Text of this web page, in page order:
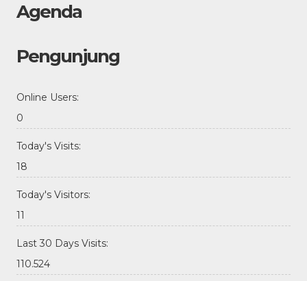
Agenda
Pengunjung
Online Users:
0
Today's Visits:
18
Today's Visitors:
11
Last 30 Days Visits:
110.524